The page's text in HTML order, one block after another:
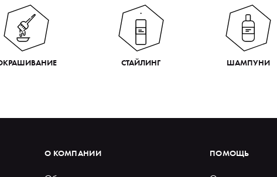
СТАЙЛИНГ ШАМПУНИ
О КОМПАНИИ ПОМОЩЬ